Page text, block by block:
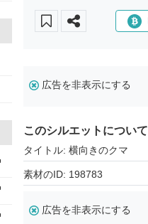
広告を非表示にする
このシルエットについて
タイトル: 横向きのクマ
素材のID: 198783
広告を非表示にする